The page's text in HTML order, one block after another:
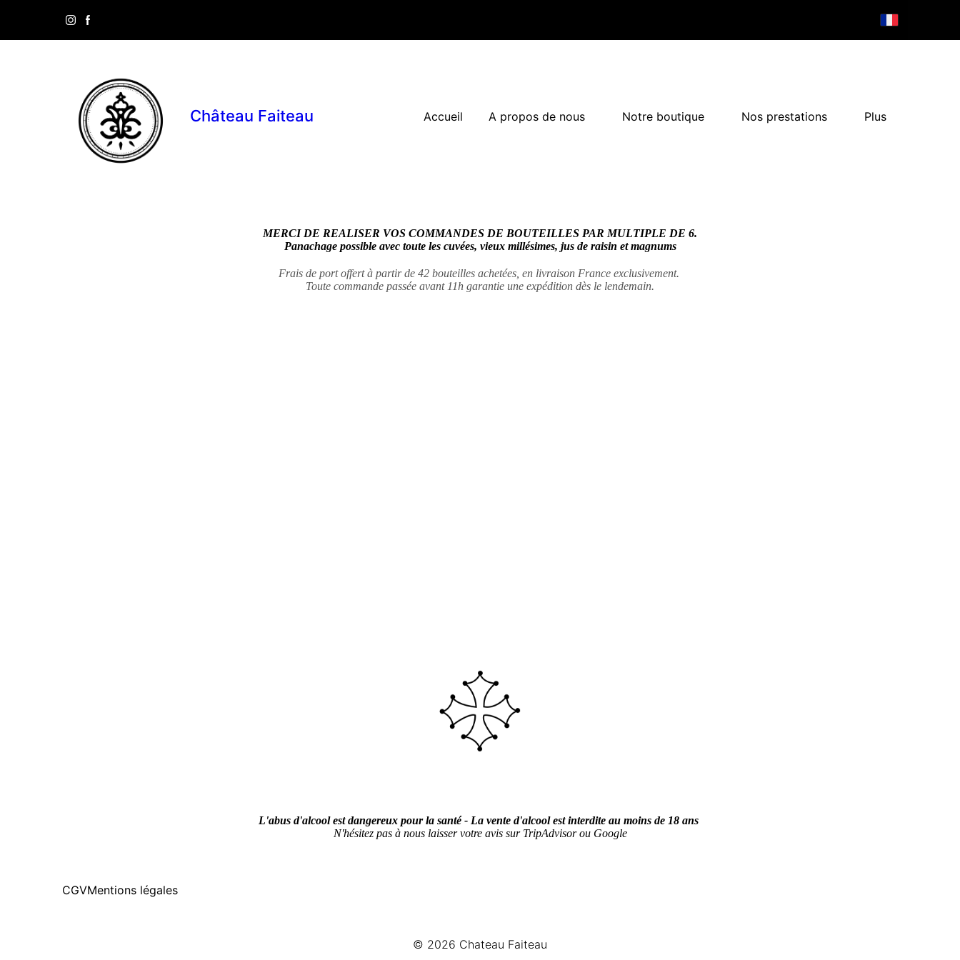
Château Faiteau Accueil A propos de nous Notre boutique Nos prestations Plus
MERCI DE REALISER VOS COMMANDES DE BOUTEILLES PAR MULTIPLE DE 6.
Panachage possible avec toute les cuvées, vieux millésimes, jus de raisin et magnums
Frais de port offert à partir de 42 bouteilles achetées, en livraison France exclusivement.
Toute commande passée avant 11h garantie une expédition dès le lendemain.
L'abus d'alcool est dangereux pour la santé - La vente d'alcool est interdite au moins de 18 ans
N'hésitez pas à nous laisser votre avis sur TripAdvisor ou Google
CGVMentions légales
© 2026 Chateau Faiteau